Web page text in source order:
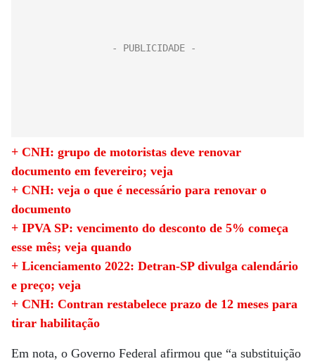
+ CNH: grupo de motoristas deve renovar
documento em fevereiro; veja
+ CNH: veja o que é necessário para renovar o
documento
+ IPVA SP: vencimento do desconto de 5% começa
esse mês; veja quando
+ Licenciamento 2022: Detran-SP divulga calendário
e preço; veja
+ CNH: Contran restabelece prazo de 12 meses para
tirar habilitação
Em nota, o Governo Federal afirmou que “a substituição